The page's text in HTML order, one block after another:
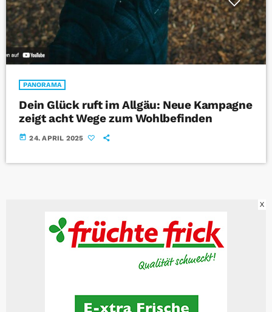
PANORAMA
Dein Glück ruft im Allgäu: Neue Kampagne
zeigt acht Wege zum Wohlbefinden
today 24. APRIL 2025
X